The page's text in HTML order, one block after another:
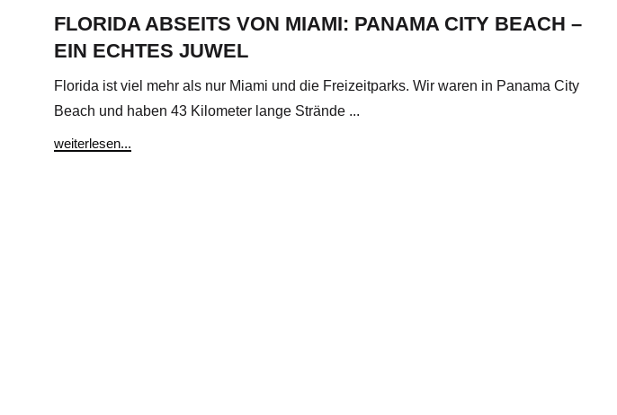
FLORIDA ABSEITS VON MIAMI: PANAMA CITY BEACH –
EIN ECHTES JUWEL
Florida ist viel mehr als nur Miami und die Freizeitparks. Wir waren in Panama City
Beach und haben 43 Kilometer lange Strände ...
weiterlesen...